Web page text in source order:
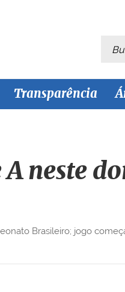
Transparência
neste
Brasileiro; jogo